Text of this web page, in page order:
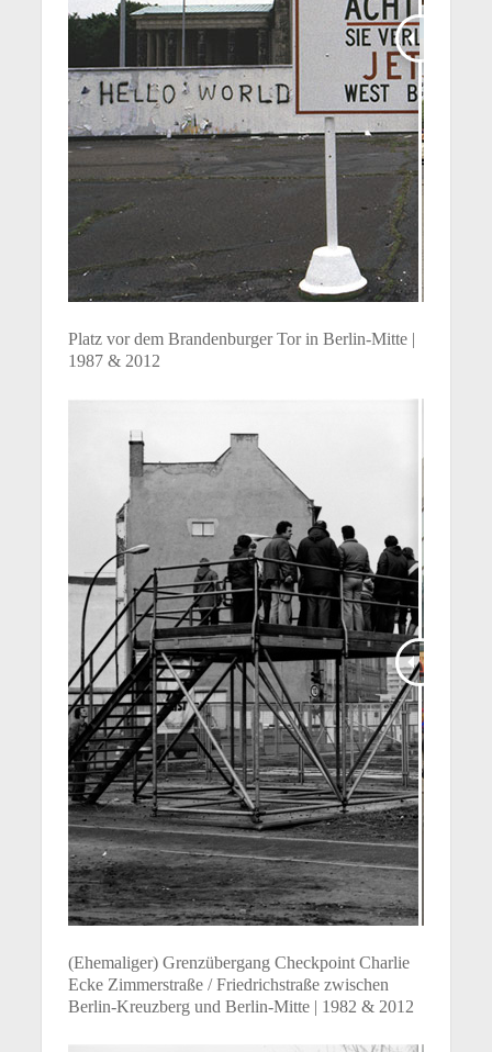
Platz vor dem Brandenburger Tor in Berlin-Mitte |
1987 & 2012
(Ehemaliger) Grenzübergang Checkpoint Charlie
Ecke Zimmerstraße / Friedrichstraße zwischen
Berlin-Kreuzberg und Berlin-Mitte | 1982 & 2012